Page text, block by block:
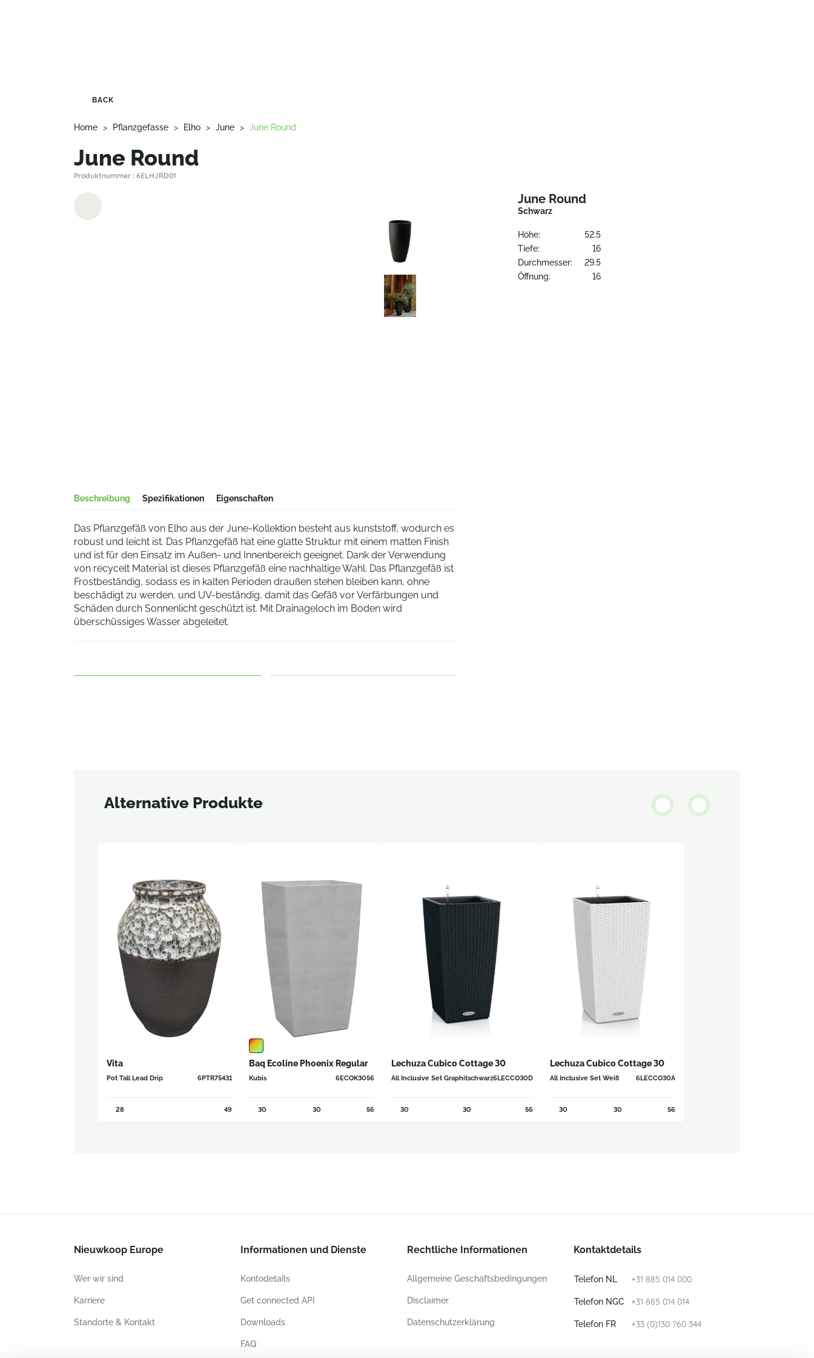
BACK
Home > Pflanzgefasse > Elho > June > June Round
June Round
Produktnummer : 6ELHJRD01
Beschreibung Spezifikationen Eigenschaften
Das Pflanzgefäß von Elho aus der June-Kollektion besteht aus kunststoff, wodurch es
robust und leicht ist. Das Pflanzgefäß hat eine glatte Struktur mit einem matten Finish
und ist für den Einsatz im Außen- und Innenbereich geeignet. Dank der Verwendung
von recycelt Material ist dieses Pflanzgefäß eine nachhaltige Wahl. Das Pflanzgefäß ist
Frostbeständig, sodass es in kalten Perioden draußen stehen bleiben kann, ohne
beschädigt zu werden, und UV-beständig, damit das Gefäß vor Verfärbungen und
Schäden durch Sonnenlicht geschützt ist. Mit Drainageloch im Boden wird
überschüssiges Wasser abgeleitet.
June Round
Schwarz
Höhe:
52.5
Tiefe:
16
Durchmesser:
29.5
Öffnung:
16
Alternative Produkte
Vita
Pot Tall Lead Drip 6PTR75431
28 49
Baq Ecoline Phoenix Regular
Kubis 6ECOK3056
30 30 56
Lechuza Cubico Cottage 30
All Inclusive Set Graphitschwarz6LECCO30D
30 30 56
Lechuza Cubico Cottage 30
All Inclusive Set Weiß 6LECCO30A
30 30 56
Nieuwkoop Europe
Wer wir sind
Karriere
Standorte & Kontakt
Informationen und Dienste
Kontodetails
Get connected API
Downloads
FAQ
Rechtliche Informationen
Allgemeine Geschäftsbedingungen
Disclaimer
Datenschutzerklärung
Kontaktdetails
Telefon NL +31 885 014 000
Telefon NGC +31 885 014 014
Telefon FR +33 (0)130 760 344